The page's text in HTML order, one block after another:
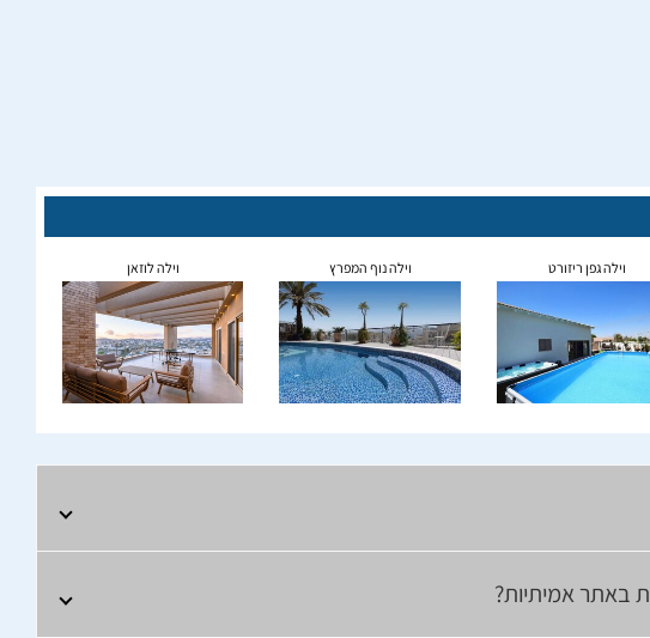
וילה גפן ריזורט וילה נוף המפרץ וילה לוזאן
באתר אמיתיות?